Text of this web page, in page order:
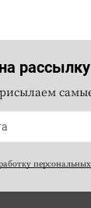
рассылку